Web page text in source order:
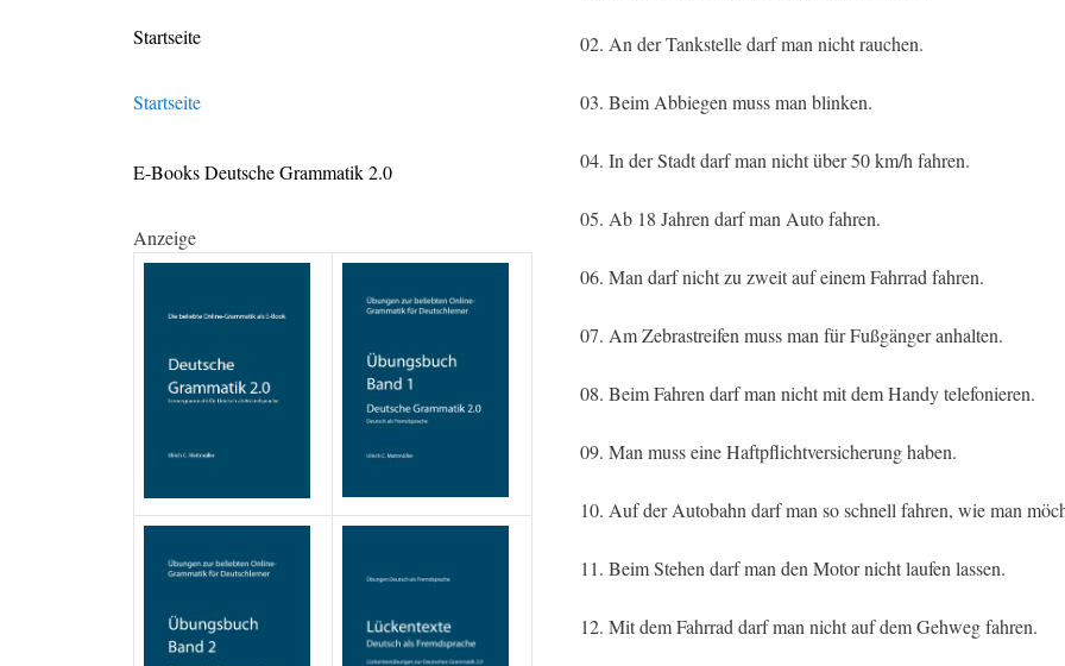
02. An der Tankstelle darf man nicht rauchen.
03. Beim Abbiegen muss man blinken.
04. In der Stadt darf man nicht über 50 km/h fahren.
05. Ab 18 Jahren darf man Auto fahren.
06. Man darf nicht zu zweit auf einem Fahrrad fahren.
07. Am Zebrastreifen muss man für Fußgänger anhalten.
08. Beim Fahren darf man nicht mit dem Handy telefonieren.
09. Man muss eine Haftpflichtversicherung haben.
10. Auf der Autobahn darf man so schnell fahren, wie man
11. Beim Stehen darf man den Motor nicht laufen lassen.
12. Mit dem Fahrrad darf man nicht auf dem Gehweg fahren.
Startseite
Startseite
E-Books Deutsche Grammatik 2.0
Anzeige